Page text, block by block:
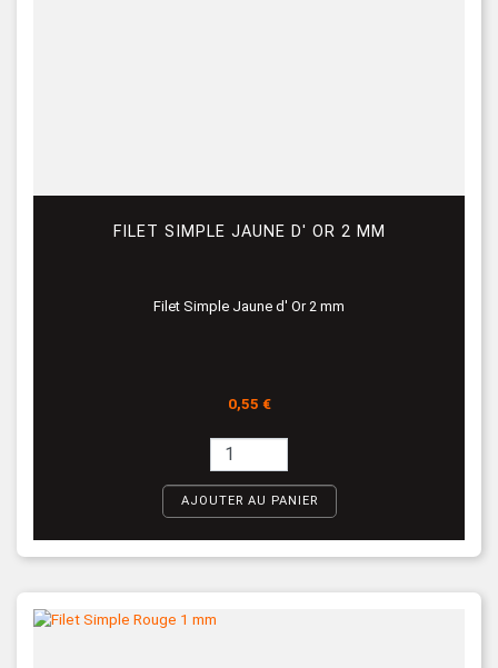
FILET SIMPLE JAUNE D' OR 2 MM
Filet Simple Jaune d' Or 2 mm
Prix
0,55 €
AJOUTER AU PANIER